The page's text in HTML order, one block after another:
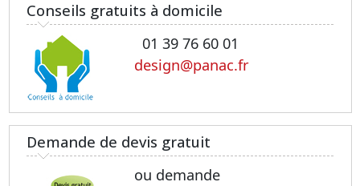
Conseils gratuits à domicile
01 39 76 60 01
design@panac.fr
Demande de devis gratuit
ou demande